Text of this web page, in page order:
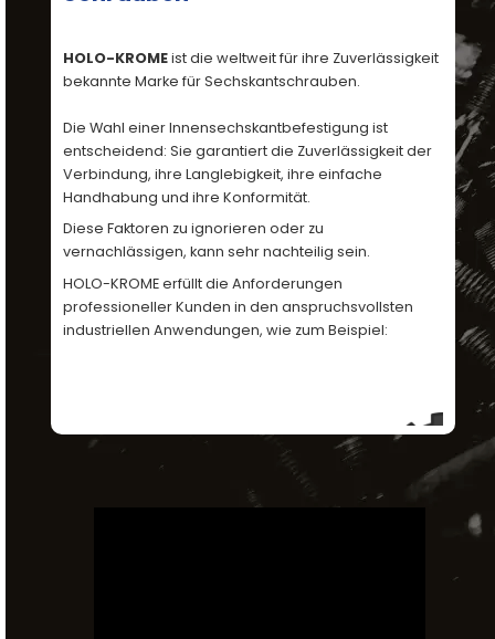
Marken
Technische
Daten
Produktkatalog
Technische
Dokumentation
Mein
Wagen
HOLO-KROME ist die weltweit für ihre Zuverlässigkeit
bekannte Marke für Sechskantschrauben.
Die Wahl einer Innensechskantbefestigung ist
entscheidend: Sie garantiert die Zuverlässigkeit der
Verbindung, ihre Langlebigkeit, ihre einfache
Handhabung und ihre Konformität.
Diese Faktoren zu ignorieren oder zu
vernachlässigen, kann sehr nachteilig sein.
HOLO-KROME erfüllt die Anforderungen
professioneller Kunden in den anspruchsvollsten
industriellen Anwendungen, wie zum Beispiel: